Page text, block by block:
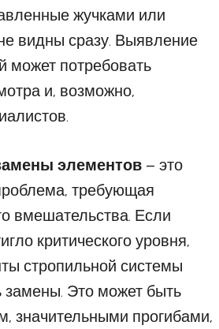
жучками или
видны сразу. Выявление
может потребовать
и, возможно,
элементов – это
требующая
вмешательства. Если
критического уровня,
стропильной системы
замены. Это может быть
значительными прогибами,